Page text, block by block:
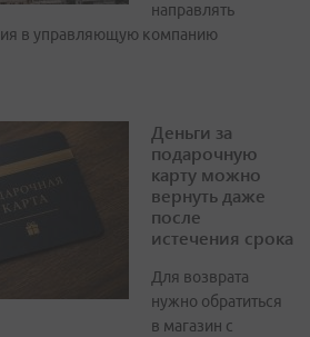
направлять
в управляющую компанию
Деньги за
подарочную
карту можно
вернуть даже
после
истечения срока
Для возврата
нужно обратиться
в магазин с